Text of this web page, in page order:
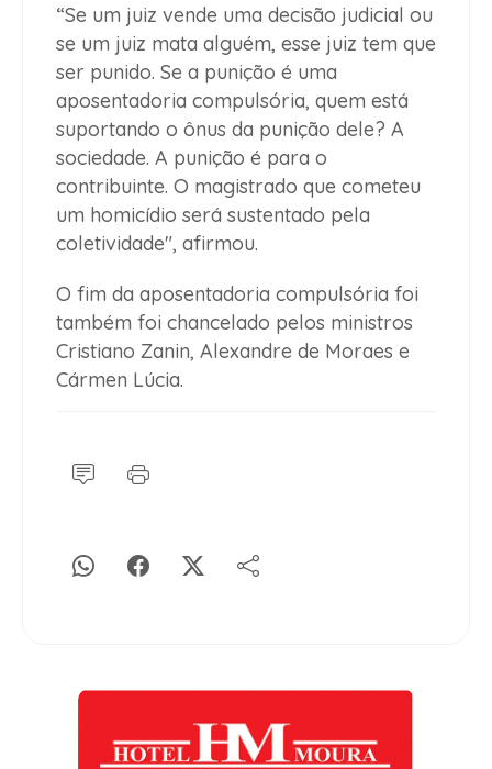
“Se um juiz vende uma decisão judicial ou
se um juiz mata alguém, esse juiz tem que
ser punido. Se a punição é uma
aposentadoria compulsória, quem está
suportando o ônus da punição dele? A
sociedade. A punição é para o
contribuinte. O magistrado que cometeu
um homicídio será sustentado pela
coletividade", afirmou.
O fim da aposentadoria compulsória foi
também foi chancelado pelos ministros
Cristiano Zanin, Alexandre de Moraes e
Cármen Lúcia.